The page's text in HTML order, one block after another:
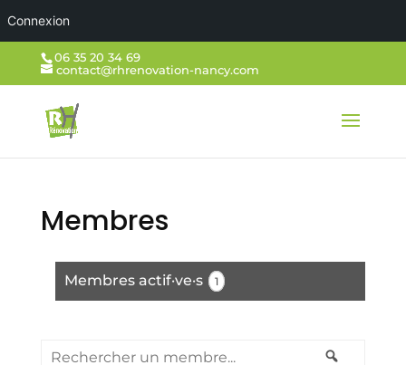
06 35 20 34 69
contact@rhrenovation-nancy.com
Membres
Membres actif·ve·s 1
Rechercher
Connexion